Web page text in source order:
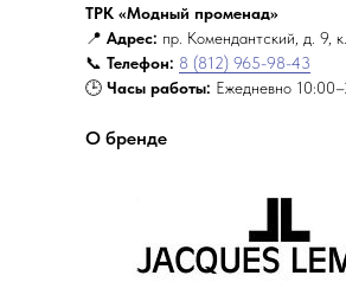
ТРК «Модный променад»
📍 Адрес: пр. Комендантский, д. 9,
📞 Телефон: 8 (812) 965-98-43
🕒 Часы работы: Ежедневно
О бренде